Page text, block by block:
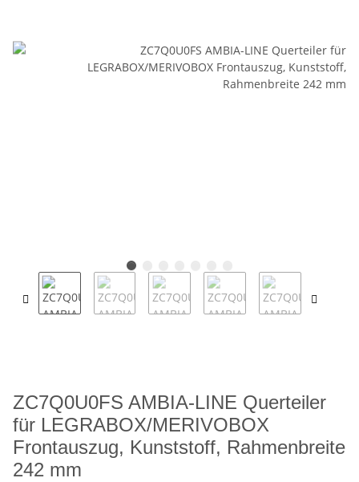
ZC7Q0U0FS AMBIA-LINE Querteiler
für LEGRABOX/MERIVOBOX
Frontauszug, Kunststoff, Rahmenbreite
242 mm